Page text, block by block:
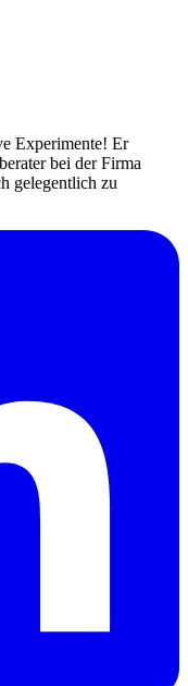
Experimente! Er
bei der Firma
gelegentlich zu